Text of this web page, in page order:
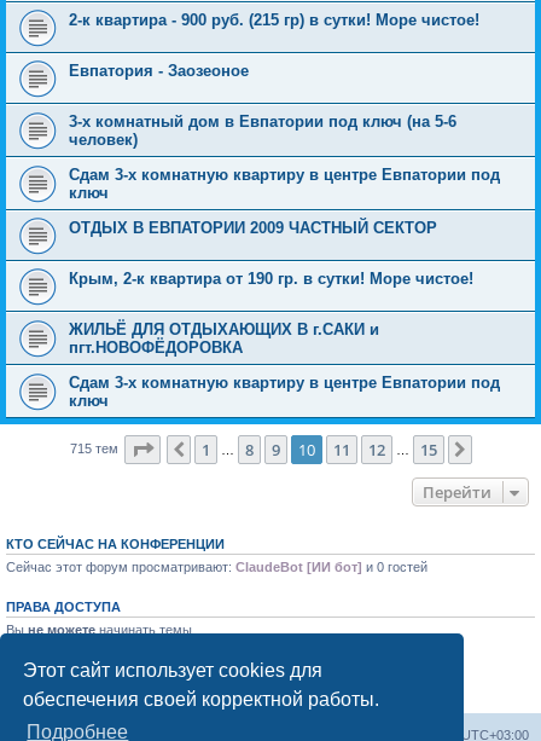
Этот сайт использует cookies для
обеспечения своей корректной работы.
Подробнее
2-к квартира - 900 руб. (215 гр) в сутки! Море чистое!
Евпатория - Заозеоное
3-х комнатный дом в Евпатории под ключ (на 5-6
человек)
Сдам 3-х комнатную квартиру в центре Евпатории под
ключ
ОТДЫХ В ЕВПАТОРИИ 2009 ЧАСТНЫЙ СЕКТОР
Крым, 2-к квартира от 190 гр. в сутки! Море чистое!
ЖИЛЬЁ ДЛЯ ОТДЫХАЮЩИХ В г.САКИ и
пгт.НОВОФЁДОРОВКА
Сдам 3-х комнатную квартиру в центре Евпатории под
ключ
715 тем Страница 10из15
Пред.
1 8 9 10 11 12 15
Перейти
КТО СЕЙЧАС НА КОНФЕРЕНЦИИ
Сейчас этот форум просматривают: ClaudeBot [ИИ бот] и 0 гостей
ПРАВА ДОСТУПА
Вы не можете начинать темы
Выне можетередактировать свои сообщения
Выне можетеудалять свои сообщения
Выне можетедобавлять вложения
Форум «Весь Крым» UTC+03:00